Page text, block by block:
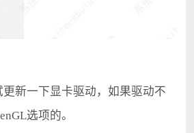
新一下显卡驱动，如果驱动不
选项的。